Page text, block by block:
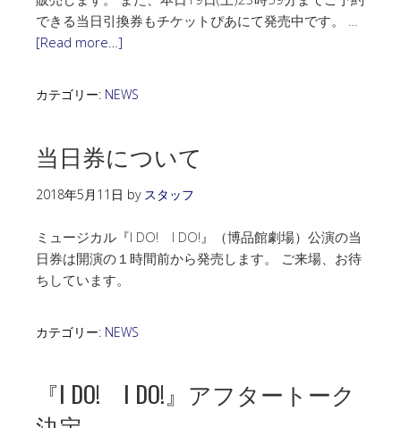
できる当日引換券もチケットぴあにて発売中です。 …
[Read more…]
カテゴリー: NEWS
当日券について
2018年5月11日 by スタッフ
ミュージカル『I DO! I DO!』（博品館劇場）公演の当
日券は開演の１時間前から発売します。 ご来場、お待
ちしています。
カテゴリー: NEWS
『I DO! I DO!』アフタートーク